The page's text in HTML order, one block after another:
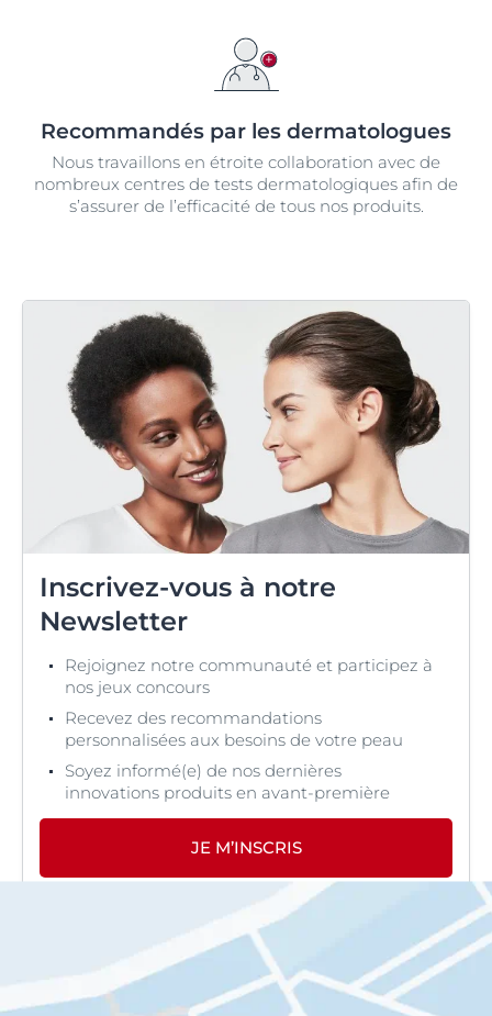
Recommandés par les dermatologues
Nous travaillons en étroite collaboration avec de
nombreux centres de tests dermatologiques afin de
s’assurer de l’efficacité de tous nos produits.
Inscrivez-vous à notre
Newsletter
Rejoignez notre communauté et participez à
nos jeux concours
Recevez des recommandations
personnalisées aux besoins de votre peau
Soyez informé(e) de nos dernières
innovations produits en avant-première
JE M’INSCRIS